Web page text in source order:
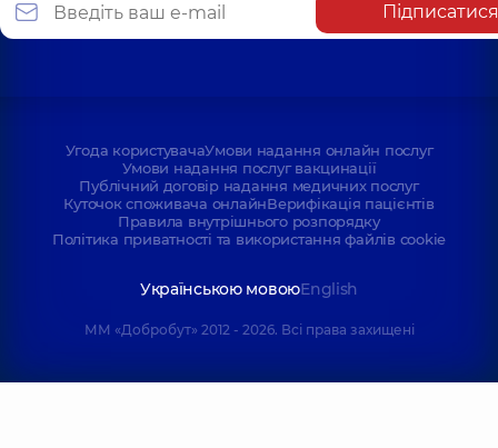
Підписатися
Угода користувачаУмови надання онлайн послуг
Умови надання послуг вакцинації
Публічний договір надання медичних послуг
Куточок споживача онлайнВерифікація пацієнтів
Правила внутрішнього розпорядку
Політика приватності та використання файлів cookie
Українською мовоюEnglish
ММ «Добробут» 2012 - 2026. Всі права захищені